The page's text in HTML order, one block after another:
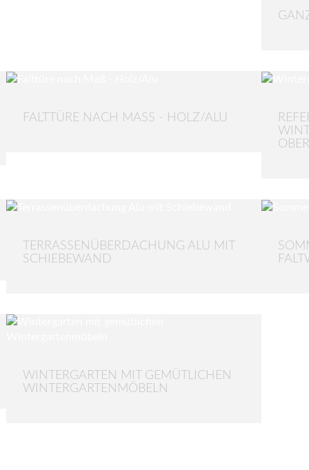
FALTTÜRE NACH MASS - HOLZ/ALU
TERRASSENÜBERDACHUNG ALU MIT
SCHIEBEWAND
WINTERGARTEN MIT GEMÜTLICHEN
WINTERGARTENMÖBELN